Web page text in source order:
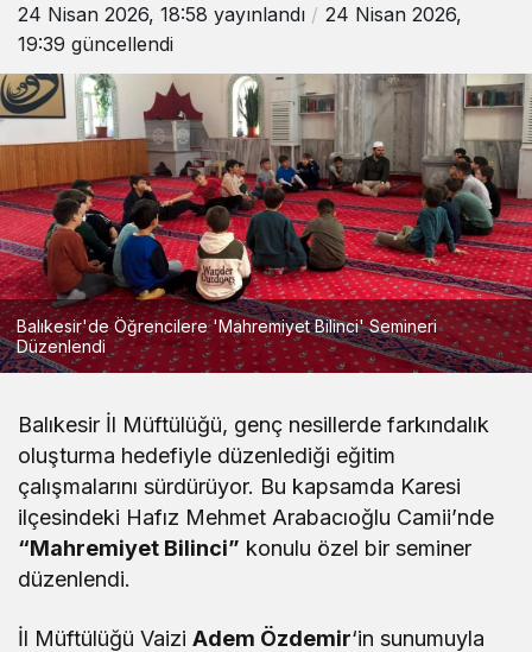
24 Nisan 2026, 18:58 yayınlandı
24 Nisan 2026,
19:39 güncellendi
Balıkesir'de Öğrencilere 'Mahremiyet Bilinci' Semineri
Düzenlendi
Balıkesir İl Müftülüğü, genç nesillerde farkındalık
oluşturma hedefiyle düzenlediği eğitim
çalışmalarını sürdürüyor. Bu kapsamda Karesi
ilçesindeki Hafız Mehmet Arabacıoğlu Camii’nde
“Mahremiyet Bilinci” konulu özel bir seminer
düzenlendi.
İl Müftülüğü VaiziAdem Özdemir‘in sunumuyla